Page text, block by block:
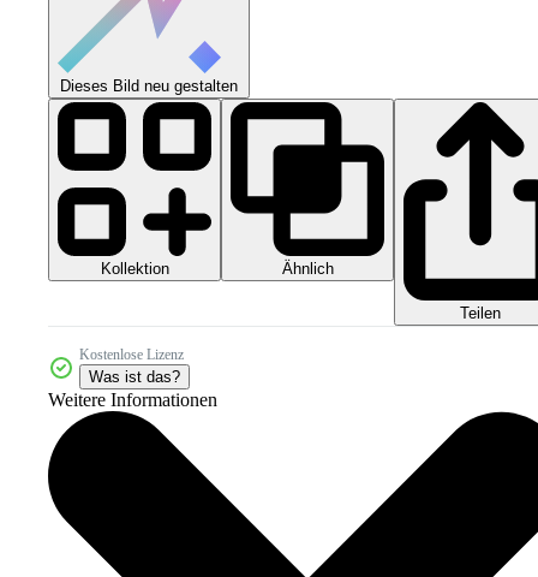
Dieses Bild neu gestalten
Kollektion Ähnlich
Teilen
Kostenlose Lizenz
Was ist das?
Weitere Informationen